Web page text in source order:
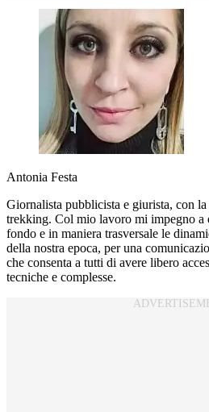
Antonia Festa
Giornalista pubblicista e giurista, con
trekking. Col mio lavoro mi impegno a
fondo e in maniera trasversale le
della nostra epoca, per una
che consenta a tutti di avere libero
tecniche e complesse.